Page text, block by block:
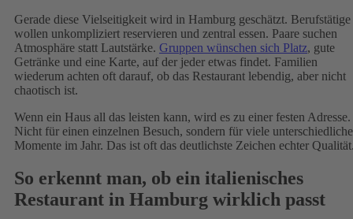
Gerade diese Vielseitigkeit wird in Hamburg geschätzt. Berufstätige
wollen unkompliziert reservieren und zentral essen. Paare suchen
Atmosphäre statt Lautstärke. Gruppen wünschen sich Platz, gute
Getränke und eine Karte, auf der jeder etwas findet. Familien
wiederum achten oft darauf, ob das Restaurant lebendig, aber nicht
chaotisch ist.
Wenn ein Haus all das leisten kann, wird es zu einer festen Adresse.
Nicht für einen einzelnen Besuch, sondern für viele unterschiedliche
Momente im Jahr. Das ist oft das deutlichste Zeichen echter
So erkennt man, ob ein italienisches
Restaurant in Hamburg wirklich passt